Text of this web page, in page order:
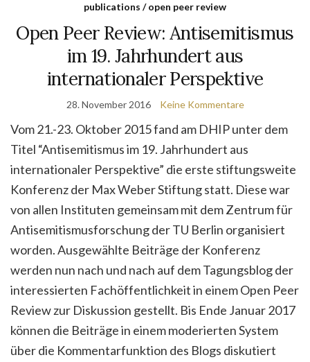
publications / open peer review
Open Peer Review: Antisemitismus
im 19. Jahrhundert aus
internationaler Perspektive
28. November 2016 Keine Kommentare
Vom 21.-23. Oktober 2015 fand am DHIP unter dem
Titel “Antisemitismus im 19. Jahrhundert aus
internationaler Perspektive” die erste stiftungsweite
Konferenz der Max Weber Stiftung statt. Diese war
von allen Instituten gemeinsam mit dem Zentrum für
Antisemitismusforschung der TU Berlin organisiert
worden. Ausgewählte Beiträge der Konferenz
werden nun nach und nach auf dem Tagungsblog der
interessierten Fachöffentlichkeit in einem Open Peer
Review zur Diskussion gestellt. Bis Ende Januar 2017
können die Beiträge in einem moderierten System
über die Kommentarfunktion des Blogs diskutiert